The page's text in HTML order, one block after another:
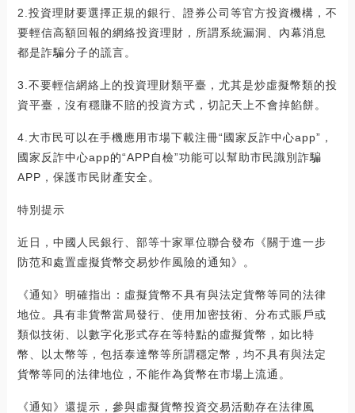
2.投資理財要選擇正規的銀行、證券公司等官方投資機構，不
要輕信高額回報的網絡投資理財，所謂系統漏洞、內幕消息
都是詐騙分子的謊言。
3.不要輕信網絡上的投資理財類平臺，尤其是炒虛擬幣類的投
資平臺，沒有穩賺不賠的投資方式，切記天上不會掉餡餅。
4.大市民可以在手機應用市場下載注冊“國家反詐中心app”，
國家反詐中心app的“APP自檢”功能可以幫助市民識別詐騙
APP，保護市民財產安全。
特別提示
近日，中國人民銀行、部等十家單位聯合發布《關于進一步
防范和處置虛擬貨幣交易炒作風險的通知》。
《通知》明確指出：虛擬貨幣不具有與法定貨幣等同的法律
地位。具有非貨幣當局發行、使用加密技術、分布式賬戶或
類似技術、以數字化形式存在等特點的虛擬貨幣，如比特
幣、以太幣等，包括泰達幣等所謂穩定幣，均不具有與法定
貨幣等同的法律地位，不能作為貨幣在市場上流通。
《通知》還提示，參與虛擬貨幣投資交易活動存在法律風